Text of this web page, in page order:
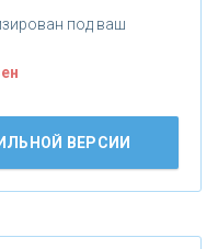
за 19 лет -
под ваш
ВЕРСИИ